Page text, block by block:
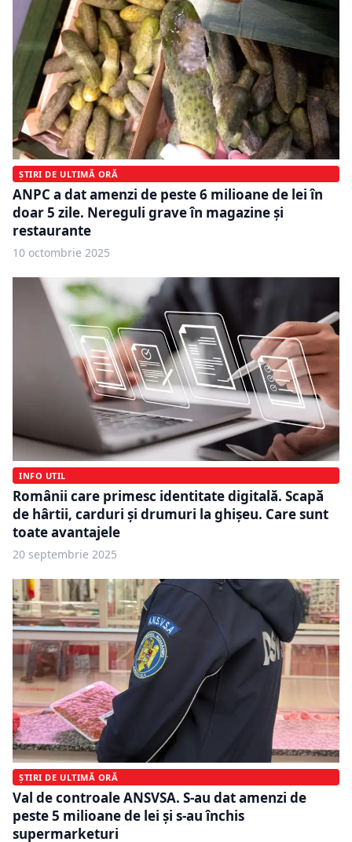
ȘTIRI DE ULTIMĂ ORĂ
ANPC a dat amenzi de peste 6 milioane de lei în
doar 5 zile. Nereguli grave în magazine și
restaurante
10 octombrie 2025
INFO UTIL
Românii care primesc identitate digitală. Scapă
de hârtii, carduri și drumuri la ghișeu. Care sunt
toate avantajele
20 septembrie 2025
ȘTIRI DE ULTIMĂ ORĂ
Val de controale ANSVSA. S-au dat amenzi de
peste 5 milioane de lei și s-au închis
supermarketuri